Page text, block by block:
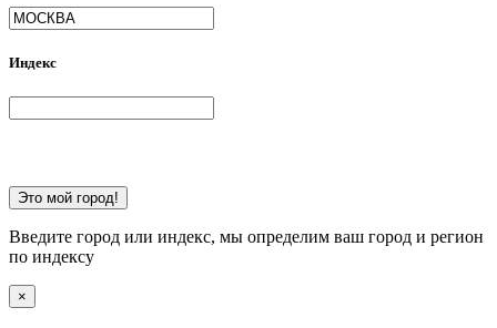
Индекс
Это мой город!
Введите город или индекс, мы определим ваш город и регион
по индексу
×